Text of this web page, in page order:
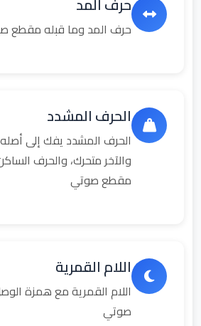
حرف المد وما قبله مقطع
الحرف المشدد
الحرف المشدد يفك إلى
والآخر متحرك، والحرف
مقطع صوتي
اللام القمرية
اللام القمرية مع همزة
صوتي